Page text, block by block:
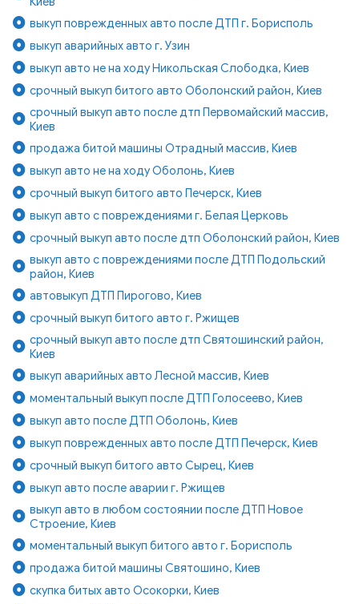
выкуп поврежденных авто после ДТП г. Борисполь
выкуп аварийных авто г. Узин
выкуп авто не на ходу Никольская Слободка, Киев
срочный выкуп битого авто Оболонский район, Киев
срочный выкуп авто после дтп Первомайский массив,
Киев
продажа битой машины Отрадный массив, Киев
выкуп авто не на ходу Оболонь, Киев
срочный выкуп битого авто Печерск, Киев
выкуп авто с повреждениями г. Белая Церковь
срочный выкуп авто после дтп Оболонский район, Киев
выкуп авто с повреждениями после ДТП Подольский
район, Киев
автовыкуп ДТП Пирогово, Киев
срочный выкуп битого авто г. Ржищев
срочный выкуп авто после дтп Святошинский район,
Киев
выкуп аварийных авто Лесной массив, Киев
моментальный выкуп после ДТП Голосеево, Киев
выкуп авто после ДТП Оболонь, Киев
выкуп поврежденных авто после ДТП Печерск, Киев
срочный выкуп битого авто Сырец, Киев
выкуп авто после аварии г. Ржищев
выкуп авто в любом состоянии после ДТП Новое
Строение, Киев
моментальный выкуп битого авто г. Борисполь
продажа битой машины Святошино, Киев
скупка битых авто Осокорки, Киев